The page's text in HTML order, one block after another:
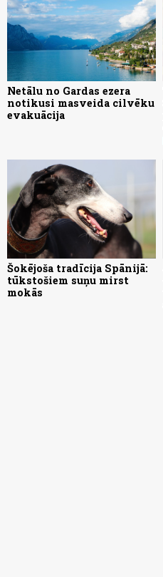
Netālu no Gardas ezera
notikusi masveida cilvēku
evakuācija
Šokējoša tradīcija Spānijā:
tūkstošiem suņu mirst
mokās